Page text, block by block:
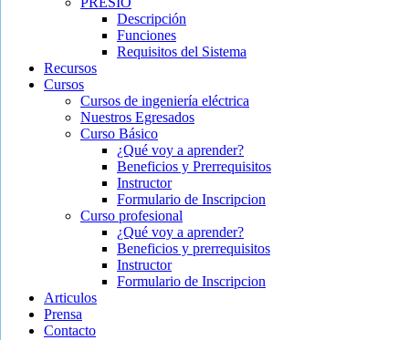
Descripción
Funciones
Requisitos del Sistema
Recursos
Cursos
Cursos de ingeniería eléctrica
Nuestros Egresados
Curso Básico
¿Qué voy a aprender?
Beneficios y Prerrequisitos
Instructor
Formulario de Inscripcion
Curso profesional
¿Qué voy a aprender?
Beneficios y prerrequisitos
Instructor
Formulario de Inscripcion
Articulos
Prensa
Contacto